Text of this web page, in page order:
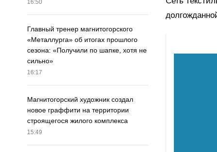
16:50
Главный тренер магнитогорского
«Металлурга» об итогах прошлого
сезона: «Получили по шапке, хотя не
сильно»
16:17
Магнитогорский художник создал
новое граффити на территории
строящегося жилого комплекса
15:49